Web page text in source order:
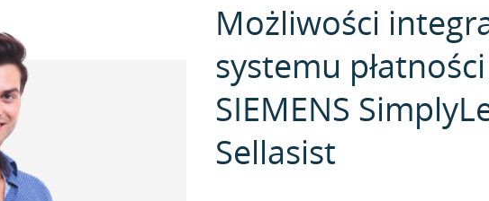
Możliwości
systemu płatności
SIEMENS
Sellasist